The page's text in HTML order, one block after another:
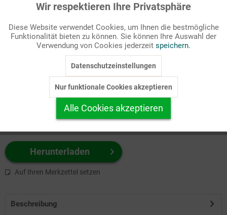
Passende Stichworte
Heilige/Personen
zuerst Ihr Produktformat aus.
z.B. Farbe-Grafik, Schwarz-Weiß-Grafik, mit/ohne Text ...
Herunterladen
Auf Ihren Merkzettel setzen
Beschreibung
Funktionale Aktiv
Marketing Inaktiv
Personalisierung Inaktiv
Service
Wir respektieren Ihre Privatsphäre
Diese Website verwendet Cookies, um Ihnen die bestmögliche
Funktionalität bieten zu können. Sie können Ihre Auswahl der
Verwendung von Cookies jederzeit speichern.
Datenschutzeinstellungen
Nur funktionale Cookies akzeptieren
Alle Cookies akzeptieren